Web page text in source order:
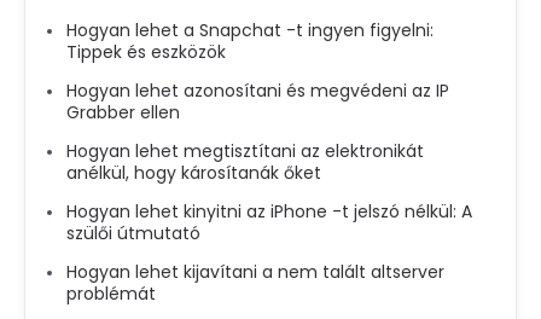
Hogyan lehet a Snapchat -t ingyen figyelni:
Tippek és eszközök
Hogyan lehet azonosítani és megvédeni az IP
Grabber ellen
Hogyan lehet megtisztítani az elektronikát
anélkül, hogy károsítanák őket
Hogyan lehet kinyitni az iPhone -t jelszó nélkül: A
szülői útmutató
Hogyan lehet kijavítani a nem talált altserver
problémát